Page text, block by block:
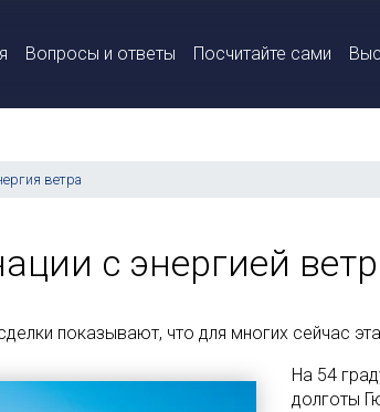
Вопросы и ответы Посчитайте сами
ветра
с энергией
показывают, что для многих сейчас
На 54
долготы